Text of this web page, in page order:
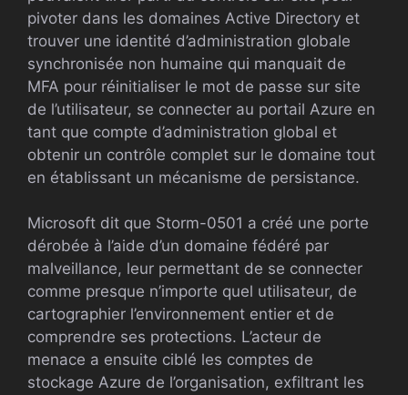
pivoter dans les domaines Active Directory et
trouver une identité d’administration globale
synchronisée non humaine qui manquait de
MFA pour réinitialiser le mot de passe sur site
de l’utilisateur, se connecter au portail Azure en
tant que compte d’administration global et
obtenir un contrôle complet sur le domaine tout
en établissant un mécanisme de persistance.
Microsoft dit que Storm-0501 a créé une porte
dérobée à l’aide d’un domaine fédéré par
malveillance, leur permettant de se connecter
comme presque n’importe quel utilisateur, de
cartographier l’environnement entier et de
comprendre ses protections. L’acteur de
menace a ensuite ciblé les comptes de
stockage Azure de l’organisation, exfiltrant les